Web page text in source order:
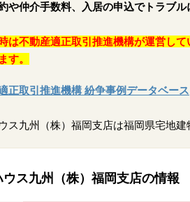
や仲介手数料、入居の申込でトラブル
は不動産適正取引推進機構が運営し
す。
正取引推進機構 紛争事例データベース
ス九州（株）福岡支店は福岡県宅地建
ウス九州（株）福岡支店の情報